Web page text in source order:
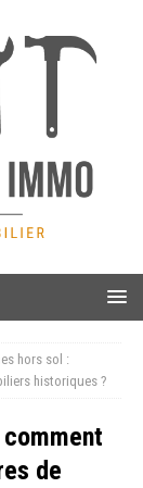
hors sol :
historiques ?
de